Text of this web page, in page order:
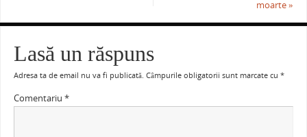
moarte»
Lasă un răspuns
Adresa ta de email nu va fi publicată. Câmpurile obligatorii sunt marcate cu *
Comentariu *